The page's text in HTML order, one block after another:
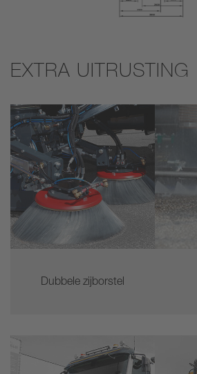
EXTRA UITRUSTING
Dubbele zijborstel